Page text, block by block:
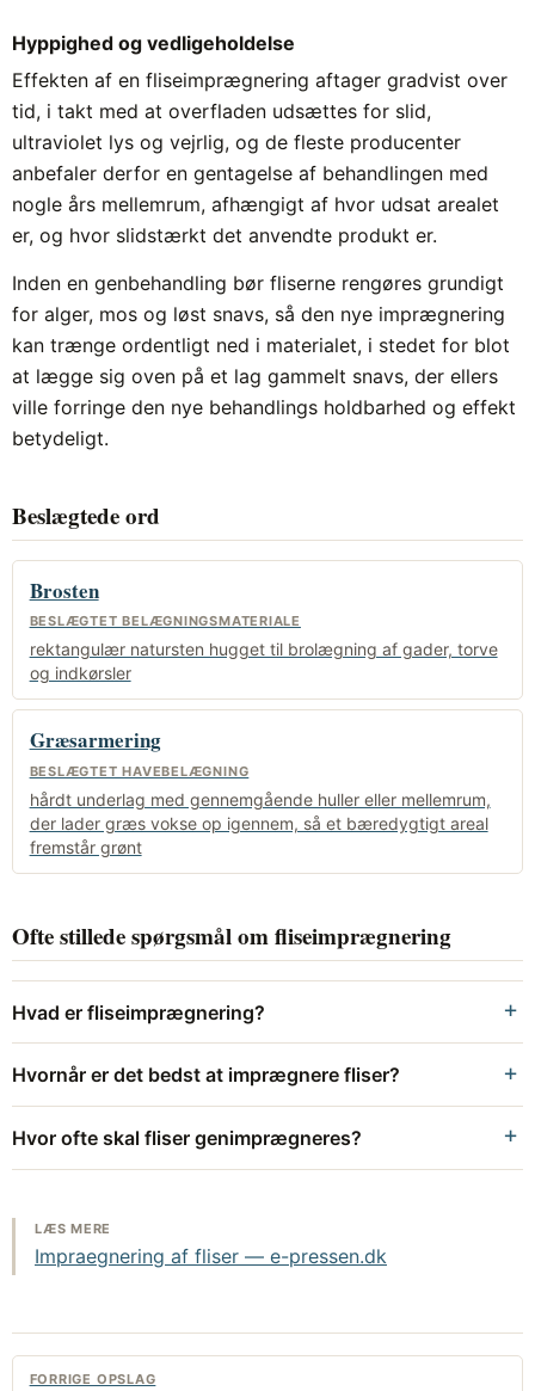
Hyppighed og vedligeholdelse
Effekten af en fliseimprægnering aftager gradvist over
tid, i takt med at overfladen udsættes for slid,
ultraviolet lys og vejrlig, og de fleste producenter
anbefaler derfor en gentagelse af behandlingen med
nogle års mellemrum, afhængigt af hvor udsat arealet
er, og hvor slidstærkt det anvendte produkt er.
Inden en genbehandling bør fliserne rengøres grundigt
for alger, mos og løst snavs, så den nye imprægnering
kan trænge ordentligt ned i materialet, i stedet for blot
at lægge sig oven på et lag gammelt snavs, der ellers
ville forringe den nye behandlings holdbarhed og effekt
betydeligt.
Beslægtede ord
Brosten
BESLÆGTET BELÆGNINGSMATERIALE
rektangulær natursten hugget til brolægning af gader, torve
og indkørsler
Græsarmering
BESLÆGTET HAVEBELÆGNING
hårdt underlag med gennemgående huller eller mellemrum,
der lader græs vokse op igennem, så et bæredygtigt areal
fremstår grønt
Ofte stillede spørgsmål om fliseimprægnering
Hvad er fliseimprægnering?
Hvornår er det bedst at imprægnere fliser?
Hvor ofte skal fliser genimprægneres?
LÆS MERE
Impraegnering af fliser — e-pressen.dk
FORRIGE OPSLAG